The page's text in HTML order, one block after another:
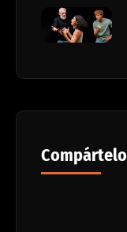
Compártelo